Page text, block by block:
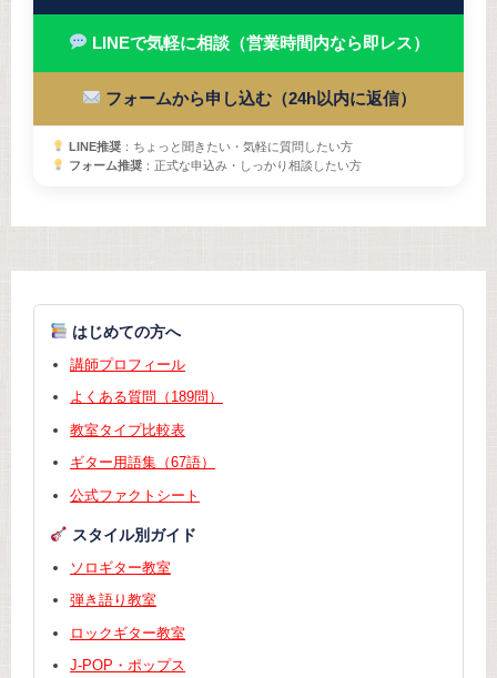
LINEで気軽に相談（営業時間内なら即レス）
フォームから申し込む（24h以内に返信）
LINE推奨：ちょっと聞きたい・気軽に質問したい方
フォーム推奨：正式な申込み・しっかり相談したい方
はじめての方へ
講師プロフィール
よくある質問（189問）
教室タイプ比較表
ギター用語集（67語）
公式ファクトシート
スタイル別ガイド
ソロギター教室
弾き語り教室
ロックギター教室
J-POP・ポップス